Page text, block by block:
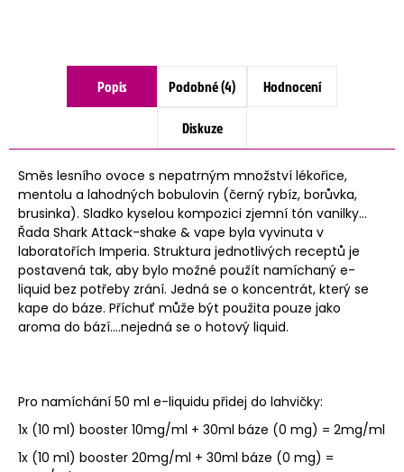
Popis Podobné (4) Hodnocení
Diskuze
Směs lesního ovoce s nepatrným množství lékořice,
mentolu a lahodných bobulovin (černý rybíz, borůvka,
brusinka). Sladko kyselou kompozici zjemní tón vanilky...
Řada Shark Attack-shake & vape byla vyvinuta v
laboratořích Imperia. Struktura jednotlivých receptů je
postavená tak, aby bylo možné použít namíchaný e-
liquid bez potřeby zrání. Jedná se o koncentrát, který se
kape do báze. Příchuť může být použita pouze jako
aroma do bází....nejedná se o hotový liquid.
Pro namíchání 50 ml e-liquidu přidej do lahvičky:
1x (10 ml) booster 10mg/ml + 30ml báze (0 mg) = 2mg/ml
1x (10 ml) booster 20mg/ml + 30ml báze (0 mg) =